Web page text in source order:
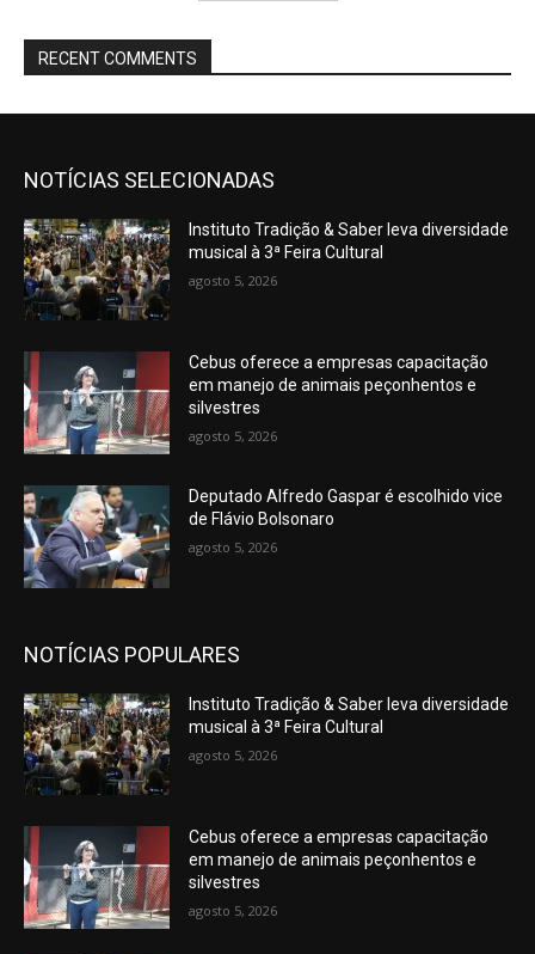
RECENT COMMENTS
NOTÍCIAS SELECIONADAS
Instituto Tradição & Saber leva diversidade
musical à 3ª Feira Cultural
agosto 5, 2026
Cebus oferece a empresas capacitação
em manejo de animais peçonhentos e
silvestres
agosto 5, 2026
Deputado Alfredo Gaspar é escolhido vice
de Flávio Bolsonaro
agosto 5, 2026
NOTÍCIAS POPULARES
Instituto Tradição & Saber leva diversidade
musical à 3ª Feira Cultural
agosto 5, 2026
Cebus oferece a empresas capacitação
em manejo de animais peçonhentos e
silvestres
agosto 5, 2026